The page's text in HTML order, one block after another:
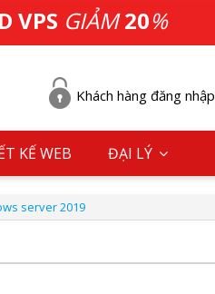
VPS GIẢM20%
Khách hàng đăng nhập
KẾ WEB ĐẠI LÝ
server 2019